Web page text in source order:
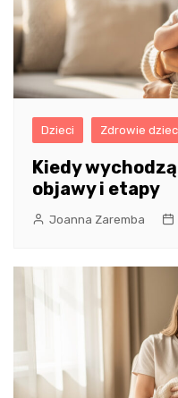
Dzieci Zdrowie
Kiedy
objawy i etapy
Joanna Zaremba